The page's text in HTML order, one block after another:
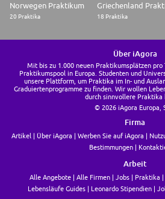
Norwegen Praktikum
20 Praktika 18 Praktika
Über iAgora
Mit bis zu 1.000 neuen Praktikumsplätzen
Praktikumspool in Europa. Studenten und
unsere Plattform, um Praktika im In- und
Graduiertenprogramme zu finden. Wir wollen
durch sinnvollere Praktika
© 2026 iAgora Europa,
Firma
Artikel Über iAgora Werben Sie auf iAgora
Bestimmungen
Arbeit
Alle Angebote Alle Firmen Jobs Praktika
Lebensläufe Guides
Leonardo Stipendien